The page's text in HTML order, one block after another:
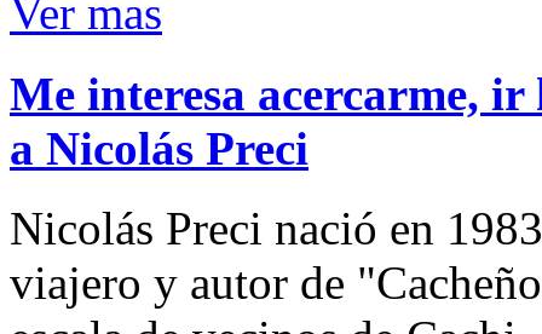
Ver mas
Me interesa acercarme,
a Nicolás Preci
Nicolás Preci nació en
viajero y autor de